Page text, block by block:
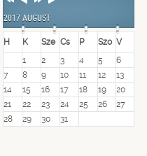
2017 AUGUST
H K Sze Cs P Szo V
1
2 3 4 5
6
7
8 9 10 11 12
13
14
15 16 17 18 19
20
21
22 23 24 25 26
27
28
29 30 31